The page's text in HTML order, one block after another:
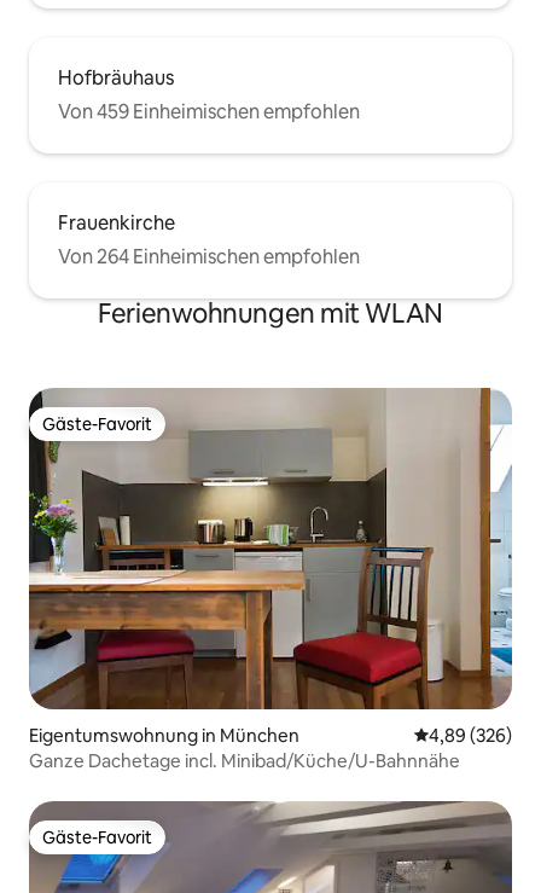
Hofbräuhaus
Von 459 Einheimischen empfohlen
Frauenkirche
Von 264 Einheimischen empfohlen
Ferienwohnungen mit WLAN
Gäste-Favorit
Gäste-Favorit
Eigentumswohnung in München
4,89 (326)
Ganze Dachetage incl. Minibad/Küche/U-Bahnnähe
Gäste-Favorit
Gäste-Favorit